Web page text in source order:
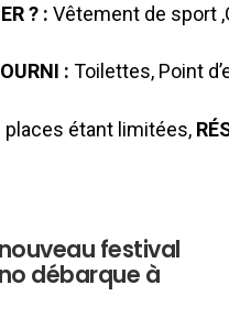
? : Vêtement de sport
: Toilettes, Point
places étant limitées,
nouveau festival
débarque à